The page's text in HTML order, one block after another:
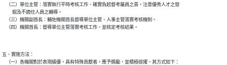
    （二）單位主管：落實執行平時考核工作、確實負起督考屬員之責，注意優秀人才之發
          掘及不適任人員之輔導。
    （三）機關副首長：輔佐機關首長督導單位主管、人事主管落實考核機制。
五、實施方法：
    （一）各機關對於表現績優，具有特殊貢獻者，應予獎勵，並積極拔擢，其方式如下：